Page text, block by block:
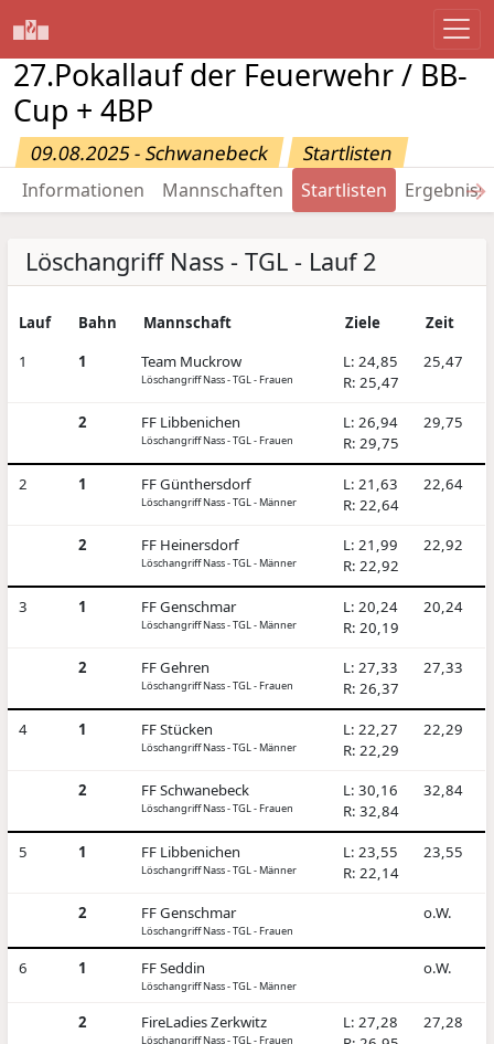
27.Pokallauf der Feuerwehr / BB-
Cup + 4BP
09.08.2025 - Schwanebeck Startlisten
Informationen Mannschaften Startlisten →
Löschangriff Nass - TGL - Lauf 2
Lauf Bahn Mannschaft Ziele
Zeit
1
1 Team Muckrow
Löschangriff Nass - TGL - Frauen
L: 24,85
R: 25,47
25,47
2 FF Libbenichen
Löschangriff Nass - TGL - Frauen
L: 26,94
R: 29,75
29,75
2 1 FF Günthersdorf
Löschangriff Nass - TGL - Männer
L: 21,63
R: 22,64
22,64
2 FF Heinersdorf
Löschangriff Nass - TGL - Männer
L: 21,99
R: 22,92
22,92
3 1 FF Genschmar
Löschangriff Nass - TGL - Männer
L: 20,24
R: 20,19
20,24
2 FF Gehren
Löschangriff Nass - TGL - Frauen
L: 27,33
R: 26,37
27,33
4 1 FF Stücken
Löschangriff Nass - TGL - Männer
L: 22,27
R: 22,29
22,29
2 FF Schwanebeck
Löschangriff Nass - TGL - Frauen
L: 30,16
R: 32,84
32,84
5 1 FF Libbenichen
Löschangriff Nass - TGL - Männer
L: 23,55
R: 22,14
23,55
2 FF Genschmar
Löschangriff Nass - TGL - Frauen
o.W.
6 1 FF Seddin
Löschangriff Nass - TGL - Männer
o.W.
2 FireLadies Zerkwitz
Löschangriff Nass - TGL - Frauen
L: 27,28
27,28